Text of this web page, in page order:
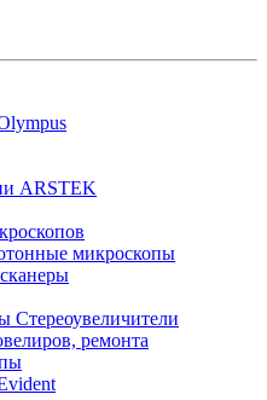
ARSTEK
микроскопы
Стереоувеличители
ремонта